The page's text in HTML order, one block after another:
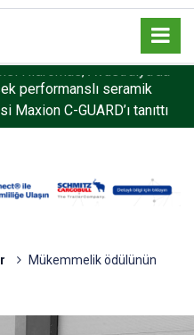
performanslı seramik
C-GUARD’ı tanıttı
Mükemmelik ödülünün